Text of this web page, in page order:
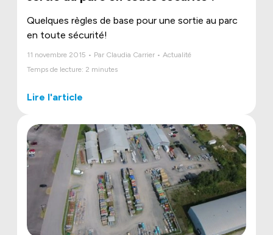
Quelques règles de base pour une sortie au parc
en toute sécurité!
11 novembre 2015 • Par Claudia Carrier • Actualité
Temps de lecture: 2 minutes
Lire l'article